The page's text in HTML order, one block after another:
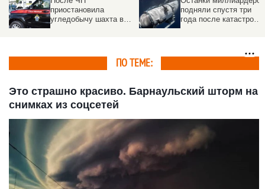
приостановила
угледобычу шахта в
подняли спустя три
года после катастрофы
ПО ТЕМЕ:
Это страшно красиво. Барнаульский шторм на
снимках из соцсетей